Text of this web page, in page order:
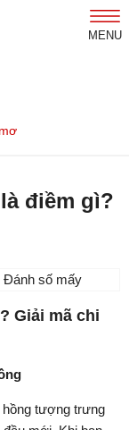
MENU
điềm gì?
Giải mã chi
hồng tượng trưng